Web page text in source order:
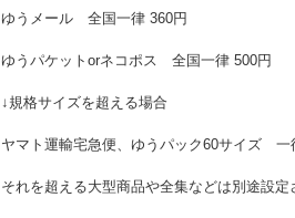
ゆうメール 全国一律 360円
ゆうパケットorネコポス 全国一律 500円
↓規格サイズを超える場合
ヤマト運輸宅急便、ゆうパック60サイズ
それを超える大型商品や全集などは別途設定